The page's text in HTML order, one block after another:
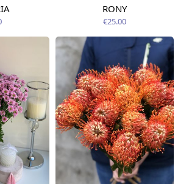
Pieejams šodien
RONY
€25.00